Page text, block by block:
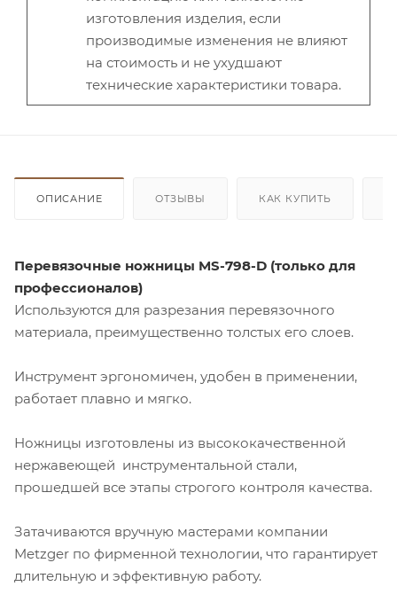
изготовления изделия, если
производимые изменения не влияют
на стоимость и не ухудшают
технические характеристики товара.
ОПИСАНИЕ ОТЗЫВЫ КАК КУПИТЬ
Перевязочные ножницы MS-798-D (только для
профессионалов)
Используются для разрезания перевязочного
материала, преимущественно толстых его слоев.
Инструмент эргономичен, удобен в применении,
работает плавно и мягко.
Ножницы изготовлены из высококачественной
нержавеющей инструментальной стали,
прошедшей все этапы строгого контроля качества.
Затачиваются вручную мастерами компании
Metzger по фирменной технологии, что гарантирует
длительную и эффективную работу.